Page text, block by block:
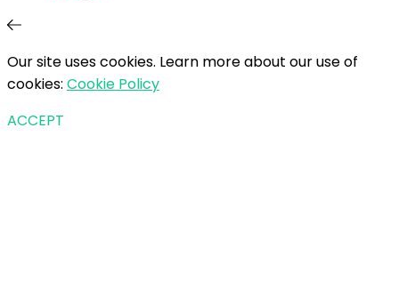
Our site uses cookies. Learn more about our use of
cookies: Cookie Policy
ACCEPT